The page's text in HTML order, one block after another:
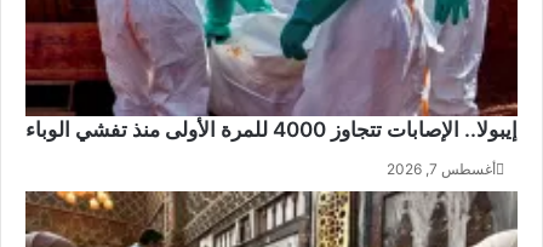
ك
م
ا
ا
ل
ب
ر
ا
إيبولا.. الإصابات تتجاوز 4000 للمرة الأولى منذ تفشي الوباء
أغسطس 7, 2026